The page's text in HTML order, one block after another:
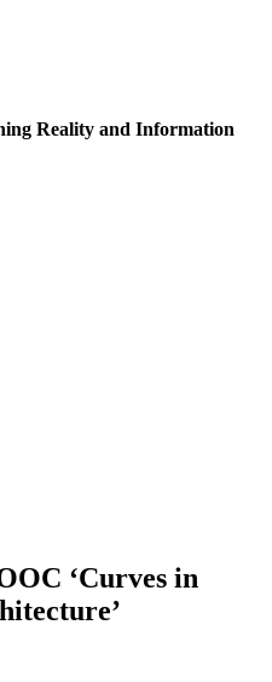
Reality and Information
‘Curves in